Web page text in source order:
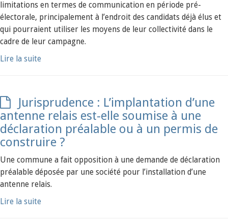
limitations en termes de communication en période pré-
électorale, principalement à l’endroit des candidats déjà élus et
qui pourraient utiliser les moyens de leur collectivité dans le
cadre de leur campagne.
Lire la suite
Jurisprudence : L’implantation d’une
antenne relais est-elle soumise à une
déclaration préalable ou à un permis de
construire ?
Une commune a fait opposition à une demande de déclaration
préalable déposée par une société pour l’installation d’une
antenne relais.
Lire la suite